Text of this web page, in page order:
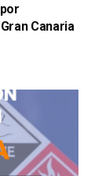
Canaria